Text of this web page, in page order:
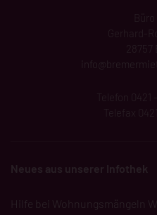
Gerhard-
28757
Telefon 0421
Telefax
Neues aus unserer Infothek
Hilfe bei Wohnungsmängeln